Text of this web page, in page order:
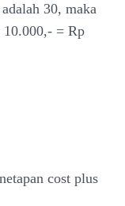
30, maka
10.000,- = Rp
cost plus